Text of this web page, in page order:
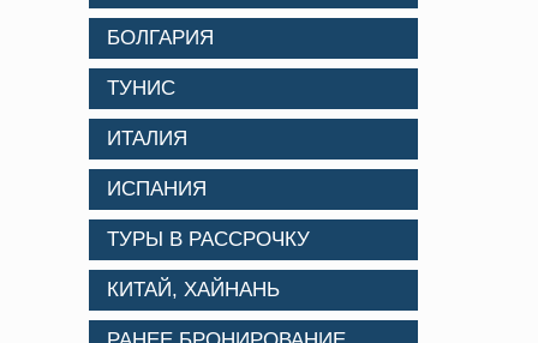
БОЛГАРИЯ
ТУНИС
ИТАЛИЯ
ИСПАНИЯ
ТУРЫ В РАССРОЧКУ
КИТАЙ, ХАЙНАНЬ